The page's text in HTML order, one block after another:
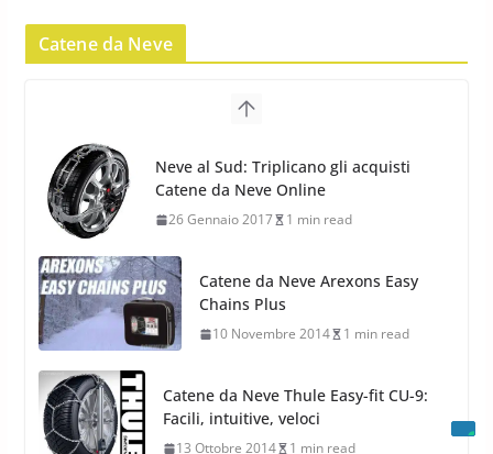
17 Febbraio 2022 6 min read
Stagioni 2022
17 Febbraio 2022
Catene da Neve
Catene da Neve Arexons Easy
Chains Plus
10 Novembre 2014 1 min read
Catene da Neve Thule Easy-fit CU-9:
Facili, intuitive, veloci
13 Ottobre 2014 1 min read
Calze da Neve Arexocks by
Arexons
26 Ottobre 2013 1 min read